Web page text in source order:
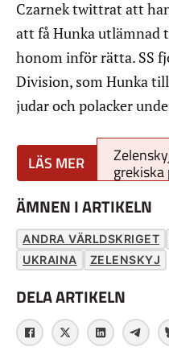
Czarnek twittrat att
att få Hunka utlämnad
honom inför rätta. SS
Division, som Hunka
judar och polacker
ÄMNEN I ARTIKELN
ANDRA VÄRLDSKRIGET
UKRAINA
ZELENSKYJ
DELA ARTIKELN